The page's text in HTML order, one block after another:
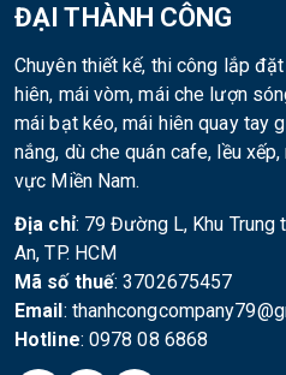
ĐẠI THÀNH CÔNG
Chuyên thiết kế, thi công lắp
hiên, mái vòm, mái che lượn
mái bạt kéo, mái hiên quay tay
nắng, dù che quán cafe, lều
vực Miền Nam.
Địa chỉ: 79 Đường L, Khu Trung
An, TP. HCM
Mã số thuế: 3702675457
Email:
Hotline: 0978 08 6868